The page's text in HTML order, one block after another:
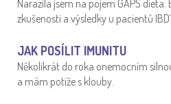
Narazila jsem na pojem GAPS dieta.
zkušenosti a výsledky u pacientů
JAK POSÍLIT IMUNITU
Několikrát do roka onemocním
a mám potíže s klouby.